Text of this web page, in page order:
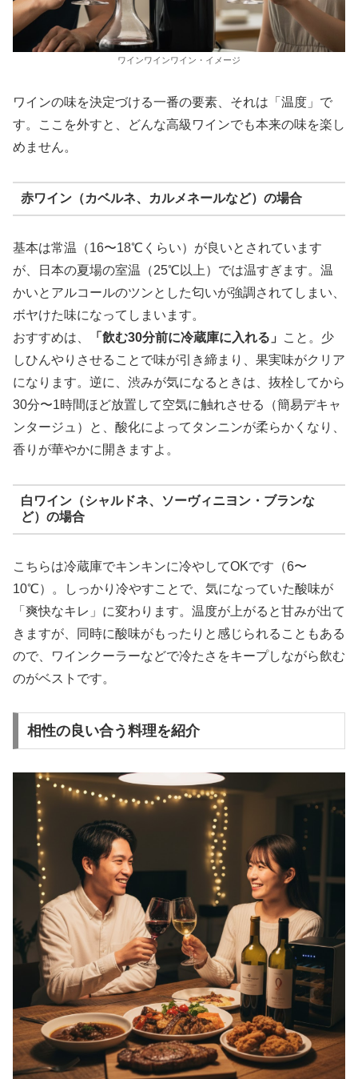
ワインワインワイン・イメージ
ワインの味を決定づける一番の要素、それは「温度」で
す。ここを外すと、どんな高級ワインでも本来の味を楽し
めません。
赤ワイン（カベルネ、カルメネールなど）の場合
基本は常温（16〜18℃くらい）が良いとされています
が、日本の夏場の室温（25℃以上）では温すぎます。温
かいとアルコールのツンとした匂いが強調されてしまい、
ボヤけた味になってしまいます。
おすすめは、
「飲む30分前に冷蔵庫に入れる」
こと。少
しひんやりさせることで味が引き締まり、果実味がクリア
になります。逆に、渋みが気になるときは、抜栓してから
30分〜1時間ほど放置して空気に触れさせる（簡易デキャ
ンタージュ）と、酸化によってタンニンが柔らかくなり、
香りが華やかに開きますよ。
白ワイン（シャルドネ、ソーヴィニヨン・ブランな
ど）の場合
こちらは冷蔵庫でキンキンに冷やしてOKです（6〜
10℃）。しっかり冷やすことで、気になっていた酸味が
「爽快なキレ」に変わります。温度が上がると甘みが出て
きますが、同時に酸味がもったりと感じられることもある
ので、ワインクーラーなどで冷たさをキープしながら飲む
のがベストです。
相性の良い合う料理を紹介